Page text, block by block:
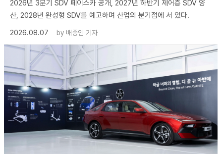
2026년 3분기 SDV 페이스카 공개, 2027년 하반기 제어층 SDV 양
산, 2028년 완성형 SDV를 예고하며 산업의 분기점에 서 있다.
2026.08.07
by 배종인 기자